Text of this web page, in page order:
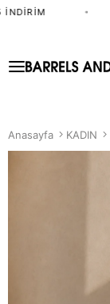
Anasayfa KADIN